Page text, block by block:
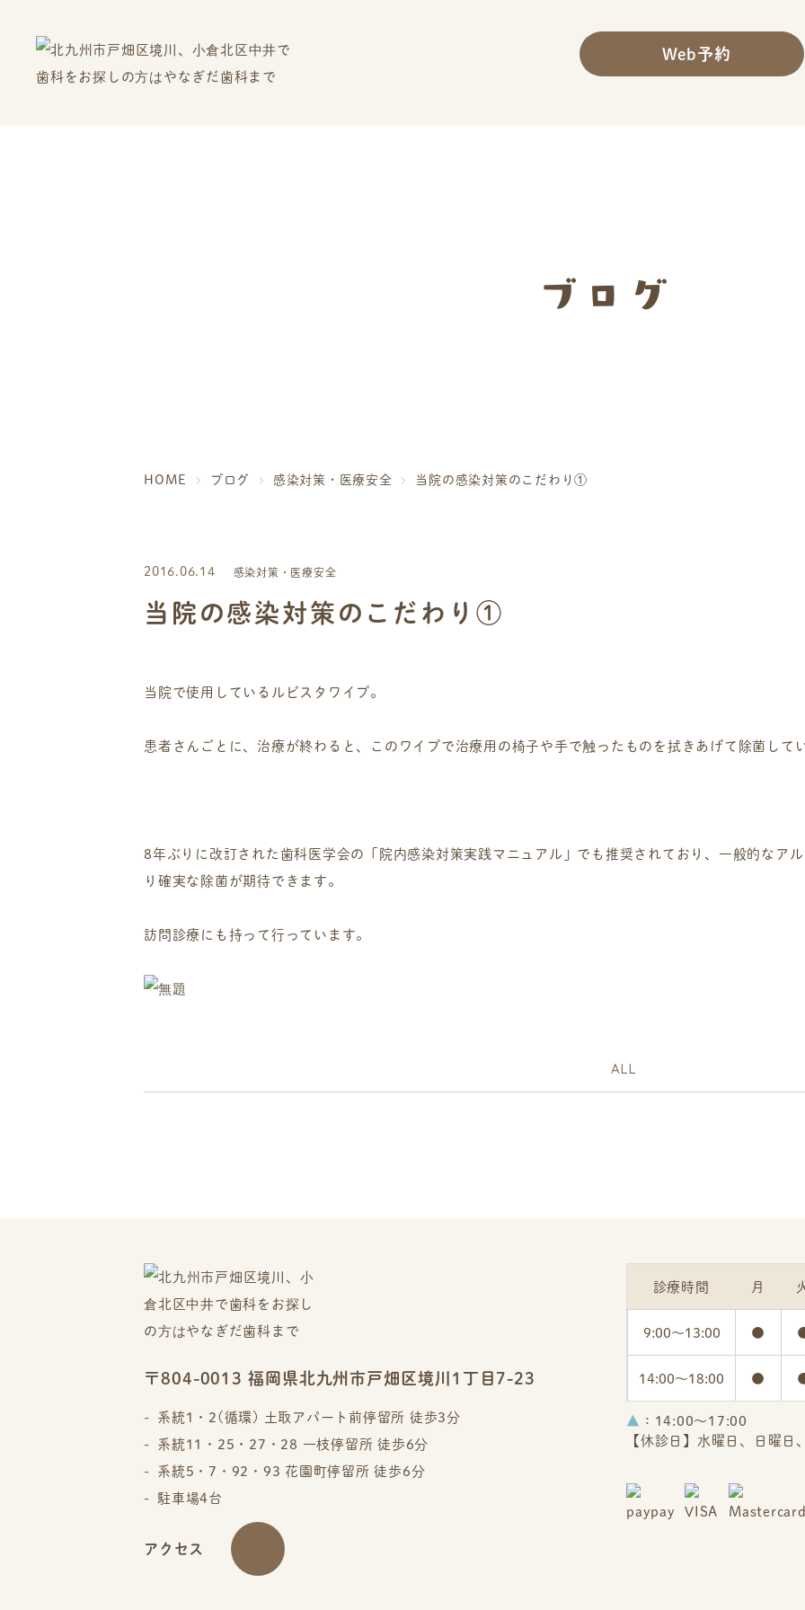
Web予約
ブログ
HOME ブログ 感染対策・医療安全 当院の感染対策のこだわり①
2016.06.14 感染対策・医療安全
当院の感染対策のこだわり①
当院で使用しているルビスタワイプ。
患者さんごとに、治療が終わると、このワイプで治療用の椅子や手で触ったものを拭きあげて除菌して
8年ぶりに改訂された歯科医学会の「院内感染対策実践マニュアル」でも推奨されており、一般的なア
り確実な除菌が期待できます。
訪問診療にも持って行っています。
ALL
〒804-0013 福岡県北九州市戸畑区境川1丁目7-23
系統1・2(循環) 土取アパート前停留所 徒歩3分
系統11・25・27・28 一枝停留所 徒歩6分
系統5・7・92・93 花園町停留所 徒歩6分
駐車場4台
アクセス
診療時間 月
9:00～13:00 ●
14:00～18:00 ●
▲ ：14:00～17:00
【休診日】水曜日、日曜日